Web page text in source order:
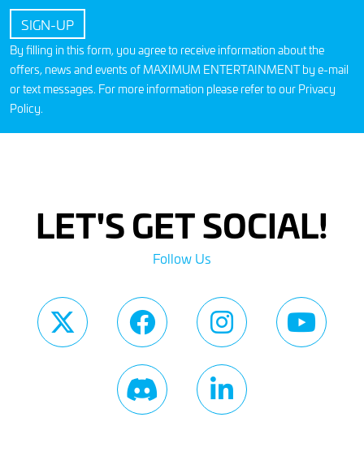
By filling in this form, you agree to receive information about the
offers, news and events of MAXIMUM ENTERTAINMENT by e-mail
or text messages. For more information please refer to our Privacy
Policy.
LET'S GET SOCIAL!
Follow Us